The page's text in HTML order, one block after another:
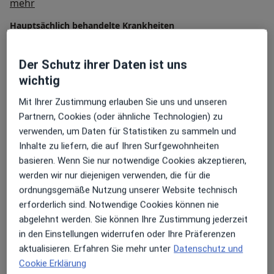
Vorsorgeuntersuchungen, EKG,
Präventionsmaßnahmen wie Impfungen und
unser lokales Netzwerk.
mehrÜber mich
Hauptsächlich behandelte Krankheiten
Herzrhythmusstörungen
Herzinsuffizienz
Asthma
+10
Konsultationsformate
PersönlichStandorte anzeigen (1)
Fotos und Videos
Galerie ansehen (2)
Der Schutz ihrer Daten ist uns
wichtig
Mit Ihrer Zustimmung erlauben Sie uns und unseren
Partnern, Cookies (oder ähnliche Technologien) zu
verwenden, um Daten für Statistiken zu sammeln und
Inhalte zu liefern, die auf Ihren Surfgewohnheiten
basieren. Wenn Sie nur notwendige Cookies akzeptieren,
werden wir nur diejenigen verwenden, die für die
ordnungsgemäße Nutzung unserer Website technisch
erforderlich sind. Notwendige Cookies können nie
abgelehnt werden. Sie können Ihre Zustimmung jederzeit
in den Einstellungen widerrufen oder Ihre Präferenzen
aktualisieren. Erfahren Sie mehr unter Datenschutz und
Cookie Erklärung